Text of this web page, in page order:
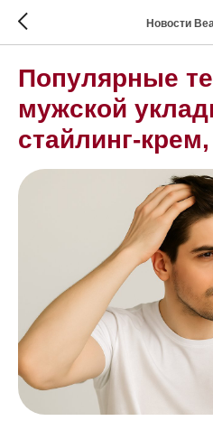
Новости
Популярные
мужской
стайлинг-